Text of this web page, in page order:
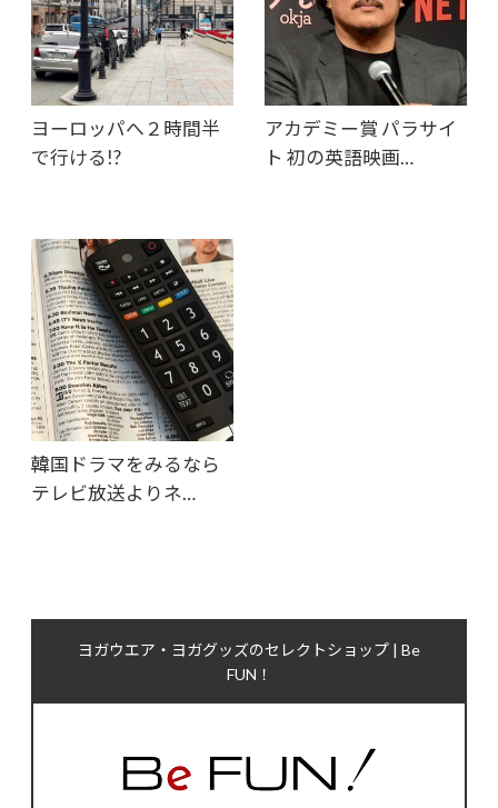
ヨーロッパへ２時間半
で行ける!?
アカデミー賞 パラサイ
ト 初の英語映画…
韓国ドラマをみるなら
テレビ放送よりネ…
ヨガウエア・ヨガグッズのセレクトショップ | Be
FUN！